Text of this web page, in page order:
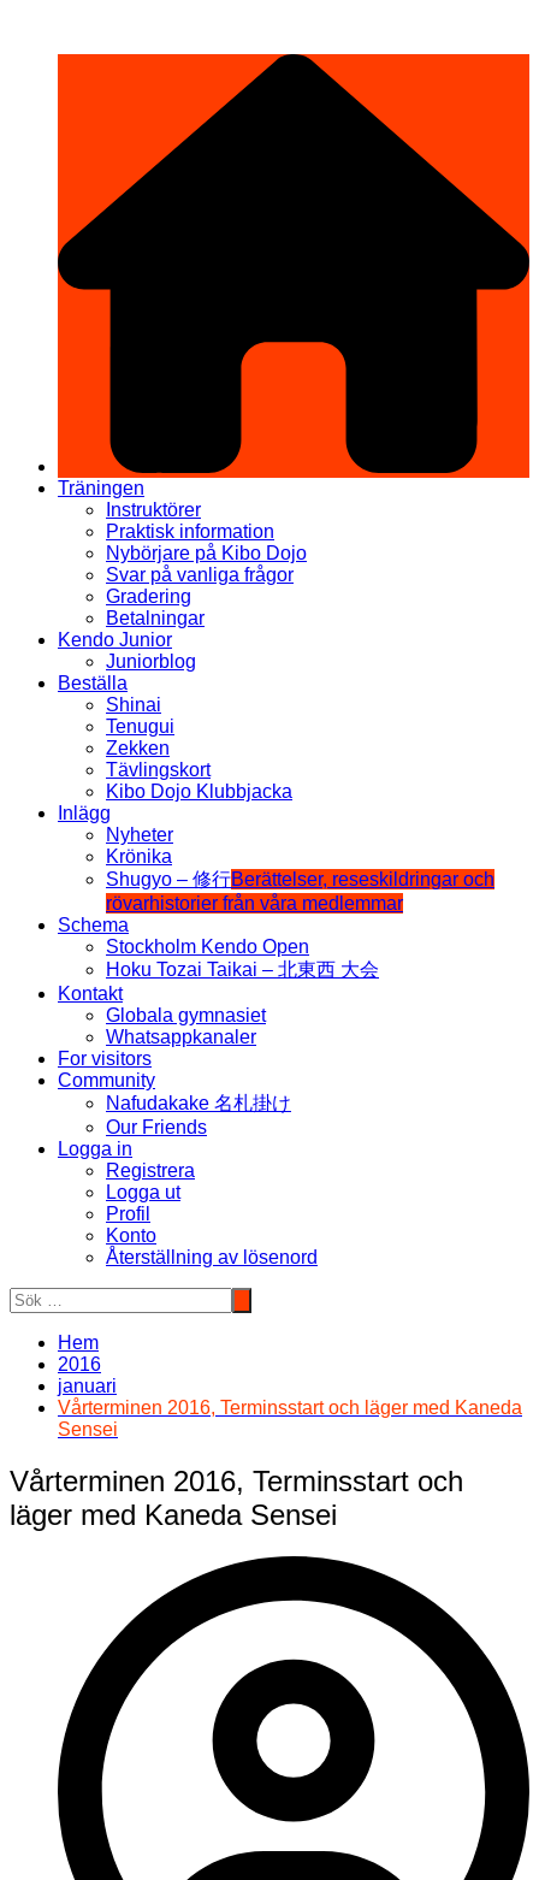
Träningen
Instruktörer
Praktisk information
Nybörjare på Kibo Dojo
Svar på vanliga frågor
Gradering
Betalningar
Kendo Junior
Juniorblog
Beställa
Shinai
Tenugui
Zekken
Tävlingskort
Kibo Dojo Klubbjacka
Inlägg
Nyheter
Krönika
Shugyo – 修行Berättelser, reseskildringar och
rövarhistorier från våra medlemmar
Schema
Stockholm Kendo Open
Hoku Tozai Taikai – 北東西 大会
Kontakt
Globala gymnasiet
Whatsappkanaler
For visitors
Community
Nafudakake 名札掛け
Our Friends
Logga in
Registrera
Logga ut
Profil
Konto
Återställning av lösenord
Hem
2016
januari
Vårterminen 2016, Terminsstart och läger med Kaneda
Sensei
Vårterminen 2016, Terminsstart och
läger med Kaneda Sensei